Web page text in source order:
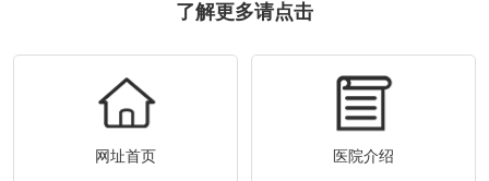
了解更多请点击
网址首页 医院介绍